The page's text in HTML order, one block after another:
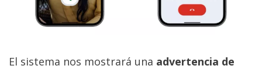
El sistema nos mostrará una advertencia de